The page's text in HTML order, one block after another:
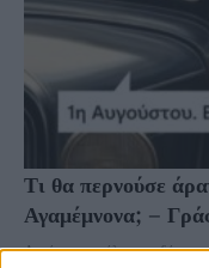
Τι θα περνούσε
Αγαμέμνονα; –
Αυτόν τον εφιάλτη στα δάση με